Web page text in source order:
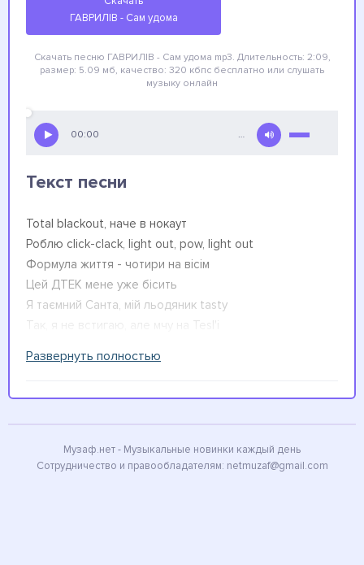
ГАВРИЛІВ - Сам удома
Скачать песню ГАВРИЛІВ - Сам удома mp3. Длительность: 2:09,
размер: 5.09 мб, качество: 320 кбпс бесплатно или слушать
музыку онлайн
00:00 …
Текст песни
Total blackout, наче в нокаут
Роблю click-clack, light out, pow, light out
Формула життя - чотири на вісім
Цей ДТЕК мене уже бісить
Я таємний Санта, мій льодяник tasty
Так, я не встигаю, але мчу на Tesl'і
i'm a, i'm a hustla
Baby хоче посидіти в Sant'и на колінах
Ой, високий baby має рівень дофаміну
Развернуть полностью
Музаф.нет - Музыкальные новинки каждый день
Сотрудничество и правообладателям: netmuzaf@gmail.com